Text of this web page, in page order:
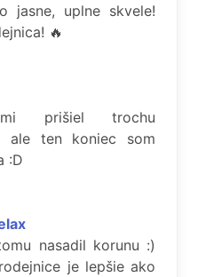
jasne, uplne skvele!
🔥
prišiel trochu
ale ten koniec som
:D
nasadil korunu :)
je lepšie ako